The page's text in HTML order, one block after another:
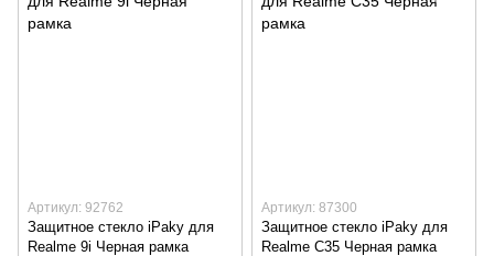
Артикул: 92762
Защитное стекло iPaky для
Realme 9i Черная рамка
Артикул: 87300
Защитное стекло iPaky для
Realme С35 Черная рамка